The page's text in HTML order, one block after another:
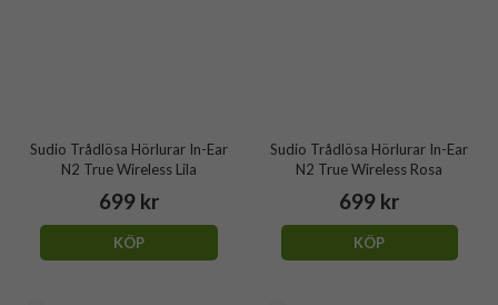
Sudio Trådlösa Hörlurar In-Ear
N2 True Wireless Lila
699 kr
KÖP
Sudio Trådlösa Hörlurar In-Ear
N2 True Wireless Rosa
699 kr
KÖP